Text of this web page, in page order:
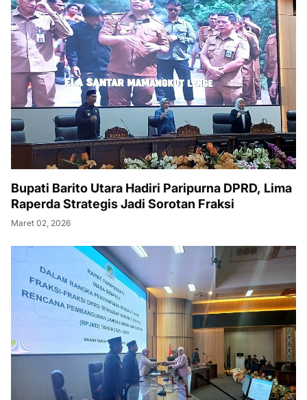
Bupati Barito Utara Hadiri Paripurna DPRD, Lima
Raperda Strategis Jadi Sorotan Fraksi
Maret 02, 2026